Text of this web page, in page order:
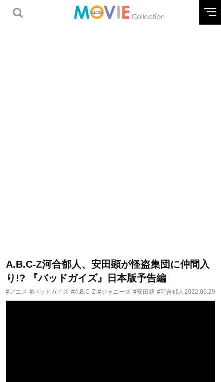
A.B.C-Z河合郁人、安田顕が怪盗集団に仲間入
り!? 『バッドガイズ』日本版予告編
#アニメ #バッドガイズ #A.B.C-Z #ジャニーズ #安田顕 #河合郁人 2022.06.29